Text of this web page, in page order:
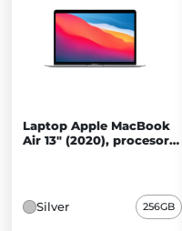
Laptop Apple MacBook
Air 13" (2020), procesor
Silver - A
Silver 256GB